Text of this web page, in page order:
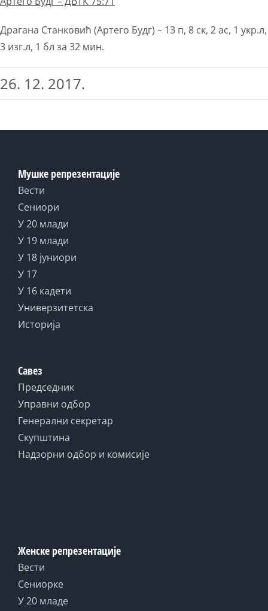
Драгана Станковић (Артего Бyдг) – 13 п, 8 ск, 2 ас, 1 укр.л,
3 изг.л, 1 бл за 32 мин.
26. 12. 2017.
Мушке репрезентације
Вести
Сениори
У 20 млади
У 19 млади
У 18 јуниори
У 17
У 16 кадети
Универзитетска
Историја
Савез
Председник
Управни одбор
Генерални секретар
Скупштина
Надзорни одбор и комисије
Женске репрезентације
Вести
Сениорке
У 20 младе